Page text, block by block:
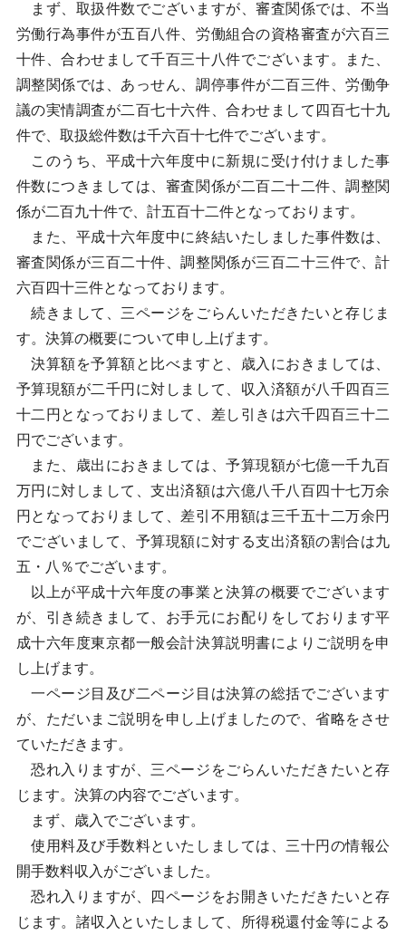
まず、取扱件数でございますが、審査関係では、不当
労働行為事件が五百八件、労働組合の資格審査が六百三
十件、合わせまして千百三十八件でございます。また、
調整関係では、あっせん、調停事件が二百三件、労働争
議の実情調査が二百七十六件、合わせまして四百七十九
件で、取扱総件数は千六百十七件でございます。
このうち、平成十六年度中に新規に受け付けました事
件数につきましては、審査関係が二百二十二件、調整関
係が二百九十件で、計五百十二件となっております。
また、平成十六年度中に終結いたしました事件数は、
審査関係が三百二十件、調整関係が三百二十三件で、計
六百四十三件となっております。
続きまして、三ページをごらんいただきたいと存じま
す。決算の概要について申し上げます。
決算額を予算額と比べますと、歳入におきましては、
予算現額が二千円に対しまして、収入済額が八千四百三
十二円となっておりまして、差し引きは六千四百三十二
円でございます。
また、歳出におきましては、予算現額が七億一千九百
万円に対しまして、支出済額は六億八千八百四十七万余
円となっておりまして、差引不用額は三千五十二万余円
でございまして、予算現額に対する支出済額の割合は九
五・八％でございます。
以上が平成十六年度の事業と決算の概要でございます
が、引き続きまして、お手元にお配りをしております平
成十六年度東京都一般会計決算説明書によりご説明を申
し上げます。
一ページ目及び二ページ目は決算の総括でございます
が、ただいまご説明を申し上げましたので、省略をさせ
ていただきます。
恐れ入りますが、三ページをごらんいただきたいと存
じます。決算の内容でございます。
まず、歳入でございます。
使用料及び手数料といたしましては、三十円の情報公
開手数料収入がございました。
恐れ入りますが、四ページをお開きいただきたいと存
じます。諸収入といたしまして、所得税還付金等による